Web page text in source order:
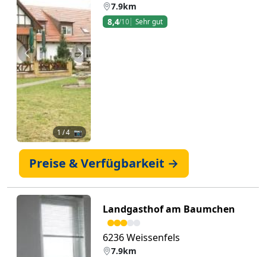
Zurück Weiter
1 / 4 📷
7.9km
8,4/10 Sehr gut
Preise & Verfügbarkeit →
Landgasthof am Baumchen
6236 Weissenfels
7.9km